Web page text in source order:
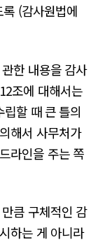
(감사원법에
한 내용을 감사
조에 대해서는
할 때 큰 틀의
해서 사무처가
라인을 주는 쪽
큼 구체적인 감
하는 게 아니라